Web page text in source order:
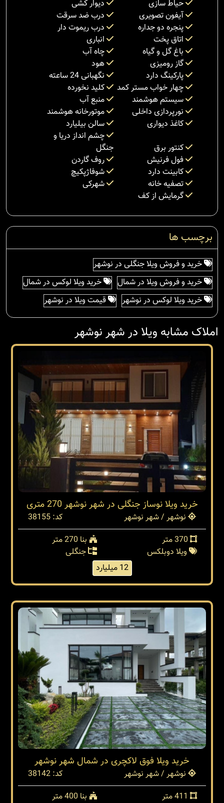
حیاط سازی
دیوار کشی
آیفون تصویری
درب ضد سرقت
پنجره دو جداره
درب ریموت دار
اتاق پخت
انباری
باغ گل و گیاه
چاه آب
گاز رومیزی
هود
پارکینگ دارد
نگهبانی 24 ساعته
چهار خواب مستر کمد
کلید نخورده
سیستم هوشمند
منبع آب
نورپردازی داخلی
موتورخانه هوشمند
کاغذ دیواری
سالن بیلیارد
کنتور برق
چشم انداز دریا و
جنگل
فول فرنیش
روف گاردن
کابینت دارد
شوفاژپکیچ
تصفیه خانه
شهرکی
گرمایش از کف
برچسب ها
خرید و فروش ویلا جنگلی در نوشهر
خرید و فروش ویلا در شمال
خرید ویلا لوکس در شمال
خرید ویلا لوکس در نوشهر
قیمت ویلا در نوشهر
املاک مشابه ویلا در شهر نوشهر
خرید ویلا نوساز جنگلی در شهر نوشهر 270 متری
نوشهر / شهر نوشهر
کد: 38155
بنا 270 متر
ویلا دوبلکس
جنگلی
12 میلیارد
خرید ویلا فوق لاکچری در شمال شهر نوشهر
نوشهر / شهر نوشهر
کد: 38142
بنا 400 متر